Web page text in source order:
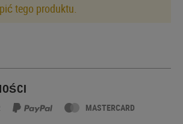
tego produktu.
MASTERCARD